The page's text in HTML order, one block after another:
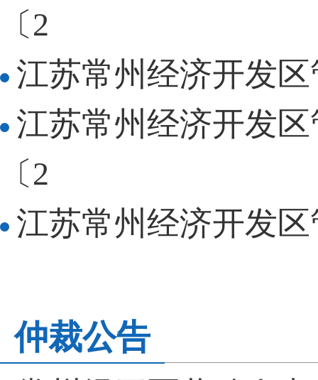
〔2
江苏常州经济开发
江苏常州经济开发
〔2
江苏常州经济开发
仲裁公告